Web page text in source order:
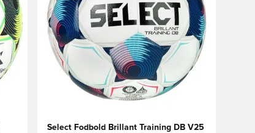
Select Fodbold Brillant Training DB V25